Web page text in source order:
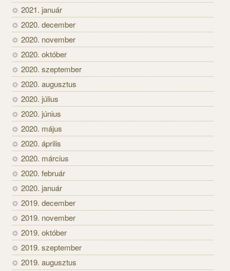
2021. január
2020. december
2020. november
2020. október
2020. szeptember
2020. augusztus
2020. július
2020. június
2020. május
2020. április
2020. március
2020. február
2020. január
2019. december
2019. november
2019. október
2019. szeptember
2019. augusztus